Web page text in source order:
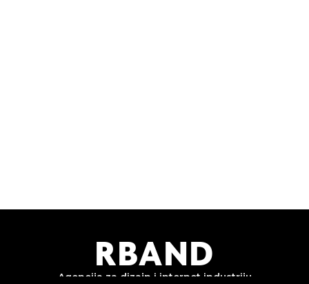
RBAND
Agencija za dizajn i internet industriju